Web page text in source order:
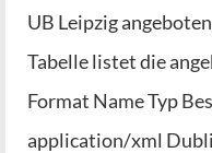
UB Leip­zig
Tabel­le lis­tet die
For­mat Name Typ
application/xml